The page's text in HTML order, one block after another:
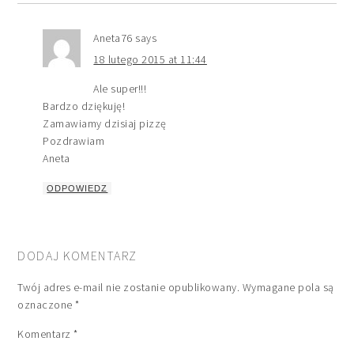
Aneta76 says
18 lutego 2015 at 11:44
Ale super!!!
Bardzo dziękuję!
Zamawiamy dzisiaj pizzę
Pozdrawiam
Aneta
ODPOWIEDZ
DODAJ KOMENTARZ
Twój adres e-mail nie zostanie opublikowany. Wymagane pola są
oznaczone*
Komentarz*